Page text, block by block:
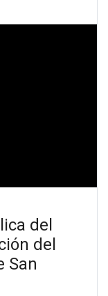
del
del
San